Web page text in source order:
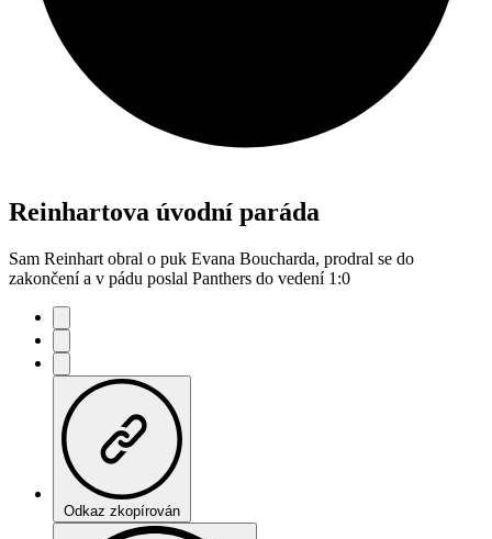
Reinhartova úvodní paráda
Sam Reinhart obral o puk Evana Boucharda, prodral se do
zakončení a v pádu poslal Panthers do vedení 1:0
Odkaz zkopírován